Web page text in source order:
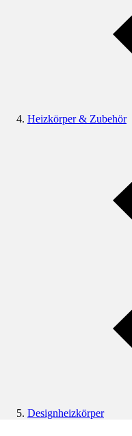
Heizkörper & Zubehör
Designheizkörper